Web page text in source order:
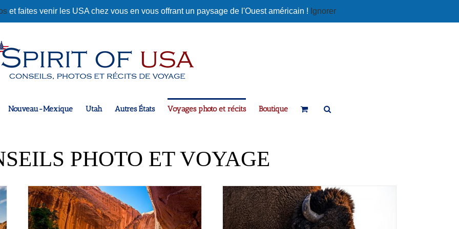
et faites venir les USA chez vous en vous offrant un paysage de l'Ouest américain ! Ignorer
Nouveau-Mexique Utah Autres États Voyages photo et récits Boutique
PHOTO ET VOYAGE